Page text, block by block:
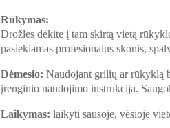
Rūkymas:
Drožles dėkite į tam skirtą vietą
pasiekiamas profesionalus skonis,
Dėmesio: Naudojant grilių ar rūkyklą
įrenginio naudojimo instrukcija.
Laikymas: laikyti sausoje, vėsioje